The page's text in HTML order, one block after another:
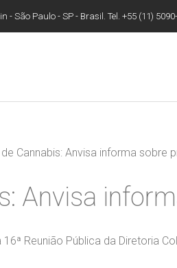
- São Paulo - SP - Brasil. Tel. +55 (11)
Cannabis: Anvisa informa sobre
Anvisa
Reunião Pública da Diretoria